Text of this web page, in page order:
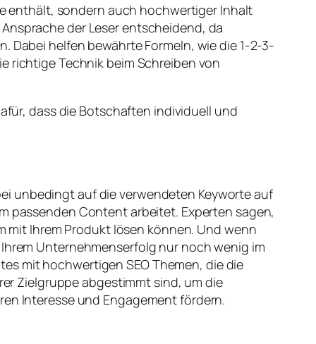
enthält, sondern auch hochwertiger Inhalt
der Leser entscheidend, da
helfen bewährte Formeln, wie die 1-2-3-
richtige Technik beim Schreiben von
dass die Botschaften individuell und
unbedingt auf die verwendeten Keyworte auf
passenden Content arbeitet. Experten sagen,
mit Ihrem Produkt lösen können. Und wenn
Unternehmenserfolg nur noch wenig im
mit hochwertigen SEO Themen, die die
Zielgruppe abgestimmt sind, um die
Interesse und Engagement fördern.